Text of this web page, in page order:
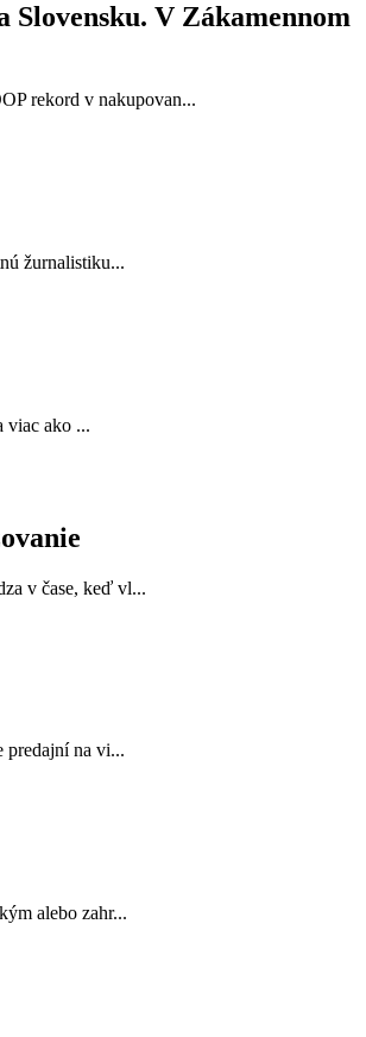
V Zákamennom
rekord v nakupovan...
žurnalistiku...
viac ako ...
v čase, keď vl...
predajní na vi...
alebo zahr...